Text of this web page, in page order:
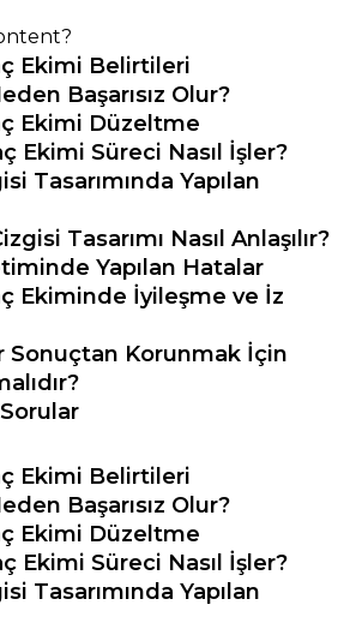
Ekimi Belirtileri
Başarısız Olur?
Ekimi Düzeltme
Ekimi Süreci Nasıl İşler?
Tasarımında Yapılan
Tasarımı Nasıl Anlaşılır?
Yapılan Hatalar
Ekiminde İyileşme ve İz
Sonuçtan Korunmak İçin
Ekimi Belirtileri
Başarısız Olur?
Ekimi Düzeltme
Ekimi Süreci Nasıl İşler?
Tasarımında Yapılan